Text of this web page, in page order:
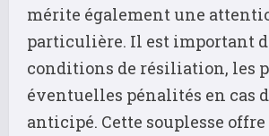
mérite également une
particulière. Il est important
conditions de résiliation, les
éventuelles pénalités en cas
anticipé. Cette souplesse